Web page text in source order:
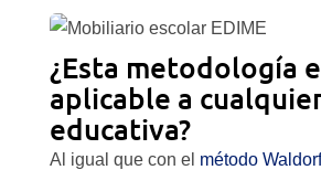
¿Esta metodología
aplicable a
educativa?
Al igual que con el método Waldorf